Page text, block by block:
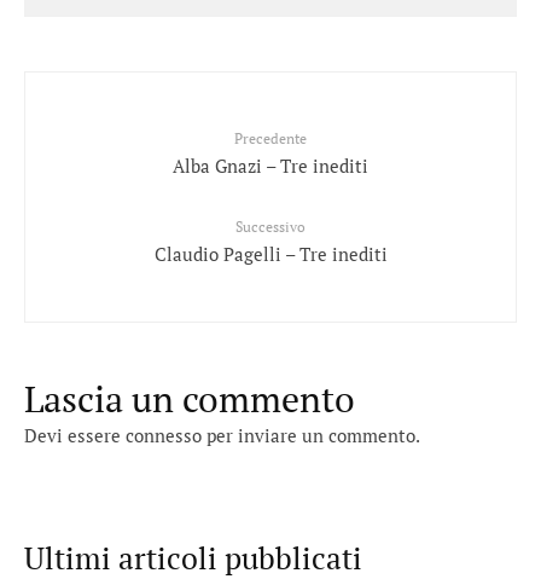
Precedente
Alba Gnazi – Tre inediti
Successivo
Claudio Pagelli – Tre inediti
Lascia un commento
Devi essere connesso per inviare un commento.
Ultimi articoli pubblicati